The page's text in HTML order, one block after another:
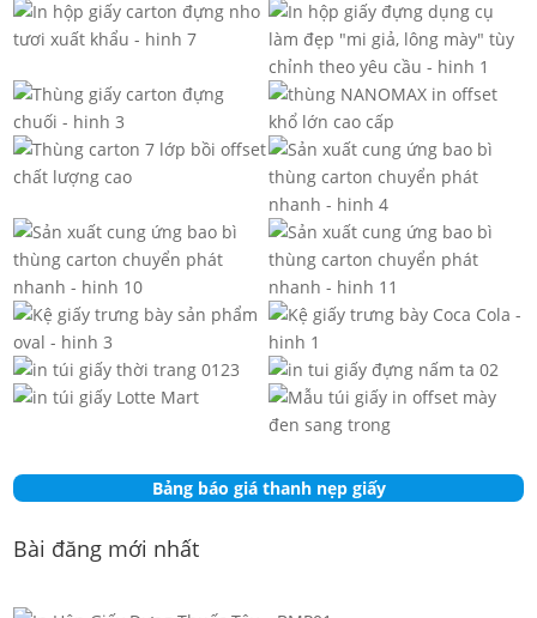
Bảng báo giá thanh nẹp giấy
Bài đăng mới nhất